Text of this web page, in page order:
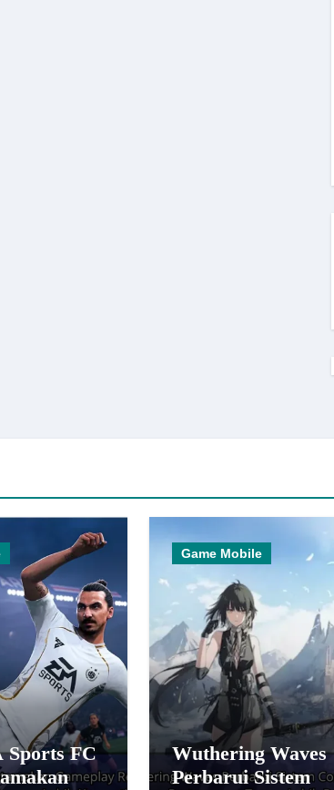
Sports FC
Game Mobile
Wuthering Waves
Perbarui Sistem